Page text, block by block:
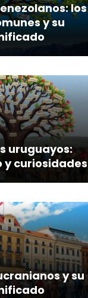
los
y su
uruguayos:
y curiosidades
y su